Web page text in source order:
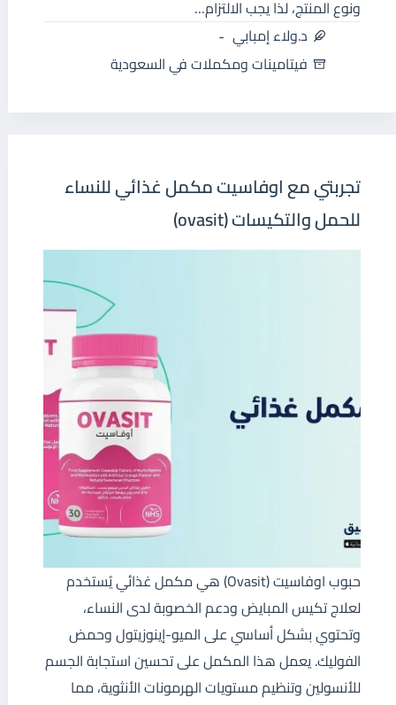
ونوع المنتج، لذا يجب الالتزام…
د.ولاء إمبابي
فيتامينات ومكملات في السعودية
تجربتي مع اوفاسيت مكمل غذائي للنساء
للحمل والتكيسات (ovasit)
حبوب اوفاسيت (Ovasit) هي مكمل غذائي يُستخدم
لعلاج تكيس المبايض ودعم الخصوبة لدى النساء،
وتحتوي بشكل أساسي على الميو-إينوزيتول وحمض
الفوليك. يعمل هذا المكمل على تحسين استجابة الجسم
للأنسولين وتنظيم مستويات الهرمونات الأنثوية، مما